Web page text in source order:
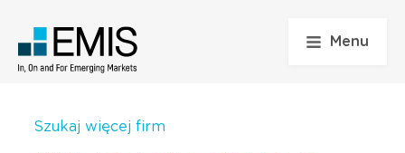
Menu
Szukaj więcej firm